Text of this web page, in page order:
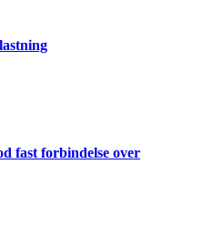
fast forbindelse over